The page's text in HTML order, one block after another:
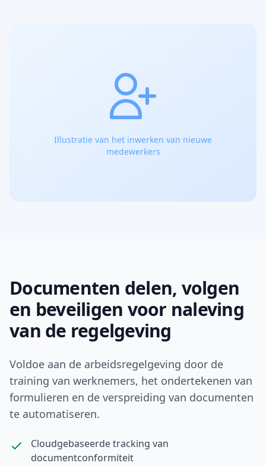
Illustratie van het inwerken van nieuwe
medewerkers
Documenten delen, volgen
en beveiligen voor naleving
van de regelgeving
Voldoe aan de arbeidsregelgeving door de
training van werknemers, het ondertekenen van
formulieren en de verspreiding van documenten
te automatiseren.
Cloudgebaseerde tracking van
documentconformiteit